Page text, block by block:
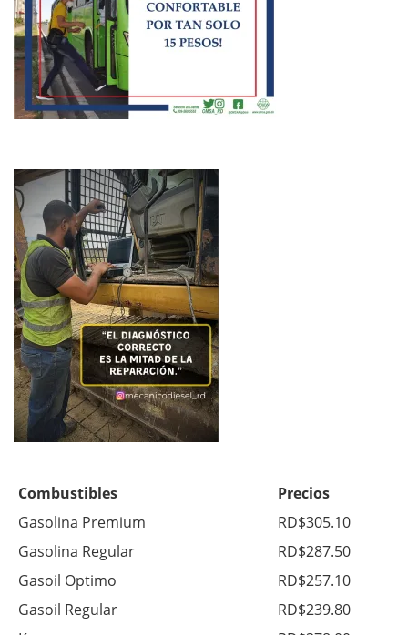
Combustibles
Precios
Gasolina Premium
RD$305.10
Gasolina Regular
RD$287.50
Gasoil Optimo
RD$257.10
Gasoil Regular
RD$239.80